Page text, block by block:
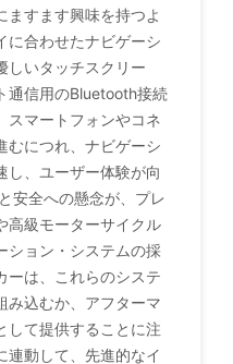
ますます興味を持つよ
に合わせたナビゲーシ
しいタッチスクリー
通信用のBluetooth接続
スマートフォンやコネ
むにつれ、ナビゲーシ
し、ユーザー体験が向
安全への懸念が、プレ
高級モーターサイクル
ション・システムの採
ーは、これらのシステ
み込むか、アフターマ
して提供することに注
連動して、先進的なイ